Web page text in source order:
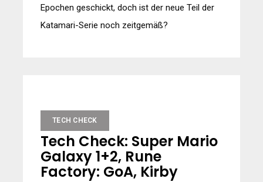
Epochen geschickt, doch ist der neue Teil der
Katamari-Serie noch zeitgemäß?
TECH CHECK
Tech Check: Super Mario
Galaxy 1+2, Rune
Factory: GoA, Kirby